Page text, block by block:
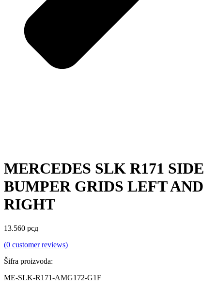
MERCEDES SLK R171 SIDE
BUMPER GRIDS LEFT AND
RIGHT
13.560 рсд
(0 customer reviews)
Šifra proizvoda:
ME-SLK-R171-AMG172-G1F